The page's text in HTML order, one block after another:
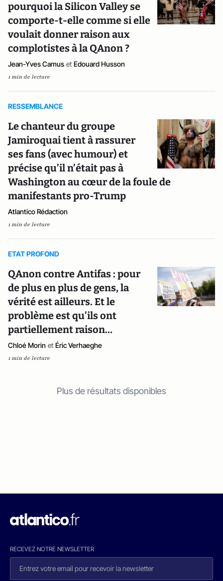
pourquoi la Silicon Valley se
comporte-t-elle comme si elle
voulait donner raison aux
complotistes à la QAnon ?
Jean-Yves Camus et Edouard Husson
1 min de lecture
RESSEMBLANCE
Le chanteur du groupe
Jamiroquai tient à rassurer
ses fans (avec humour) et
précise qu’il n’était pas à
Washington au cœur de la foule de
manifestants pro-Trump
Atlantico Rédaction
1 min de lecture
ETAT PROFOND
QAnon contre Antifas : pour
de plus en plus de gens, la
vérité est ailleurs. Et le
problème est qu’ils ont
partiellement raison…
Chloé Morin et Éric Verhaeghe
1 min de lecture
Plus de résultats disponibles
RECEVEZ NOTRE NEWSLETTER